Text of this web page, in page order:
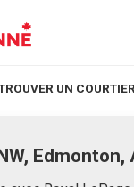
UN
Edmonton,